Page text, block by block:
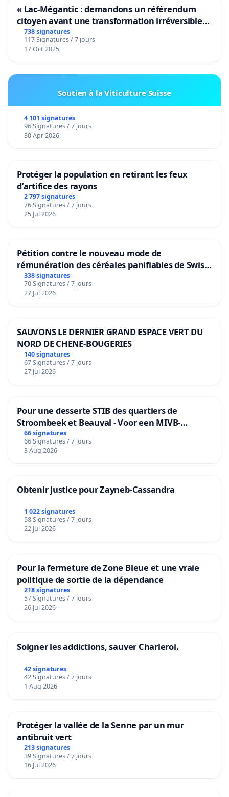
« Lac-Mégantic : demandons un référendum
citoyen avant une transformation irréversible
de notre territoire »
738 signatures
117 Signatures / 7 jours
17 Oct 2025
Soutien à la Viticulture Suisse
4 101 signatures
96 Signatures / 7 jours
30 Apr 2026
Protéger la population en retirant les feux
d’artifice des rayons
2 797 signatures
76 Signatures / 7 jours
25 Jul 2026
Pétition contre le nouveau mode de
rémunération des céréales panifiables de Swiss
granum basé sur la teneur en protéines
338 signatures
70 Signatures / 7 jours
27 Jul 2026
SAUVONS LE DERNIER GRAND ESPACE VERT DU
NORD DE CHENE-BOUGERIES
140 signatures
67 Signatures / 7 jours
27 Jul 2026
Pour une desserte STIB des quartiers de
Stroombeek et Beauval - Voor een MIVB-
bediening van de wijken Strombeek en Het
Voor
66 signatures
66 Signatures / 7 jours
3 Aug 2026
Obtenir justice pour Zayneb-Cassandra
1 022 signatures
58 Signatures / 7 jours
22 Jul 2026
Pour la fermeture de Zone Bleue et une vraie
politique de sortie de la dépendance
218 signatures
57 Signatures / 7 jours
26 Jul 2026
Soigner les addictions, sauver Charleroi.
42 signatures
42 Signatures / 7 jours
1 Aug 2026
Protéger la vallée de la Senne par un mur
antibruit vert
213 signatures
39 Signatures / 7 jours
16 Jul 2026